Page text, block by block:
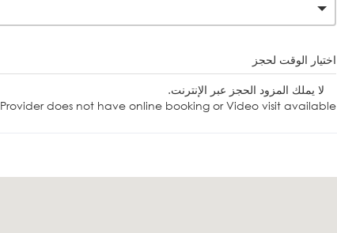
اختيار الوقت لحجز
لا يملك المزود الحجز عبر الإنترنت.
Provider does not have online booking or Video visit available.